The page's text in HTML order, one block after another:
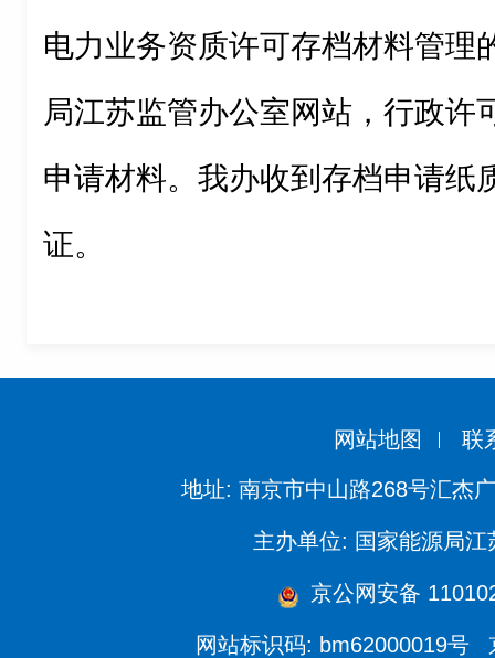
电力业务资质许可存档材料管理
局江苏监管办公室网站，行政许
申请材料。我办收到存档申请纸
证。
网站地图 联
地址: 南京市中山路268号汇杰
主办单位: 国家能源局江
京公网安备
网站标识码: bm62000019号